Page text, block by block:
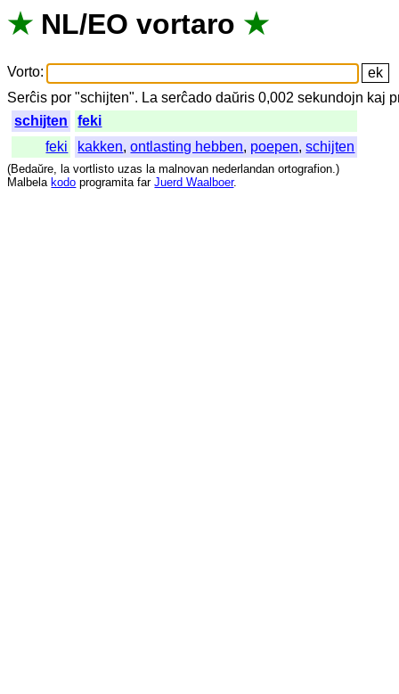
★ NL/EO vortaro ★
Vorto:
Serĉis por "schijten". La serĉado daŭris 0,002sekundojn kaj
schijten
feki
feki
kakken,ontlasting hebben, poepen,schijten
(Bedaŭre, la vortlisto uzas la malnovan nederlandan ortografion.)
Malbela kodo programita far Juerd Waalboer.